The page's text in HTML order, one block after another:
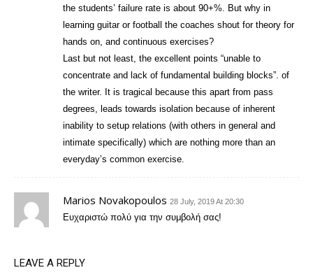
the students’ failure rate is about 90+%. But why in
learning guitar or football the coaches shout for theory for
hands on, and continuous exercises?
Last but not least, the excellent points “unable to
concentrate and lack of fundamental building blocks”. of
the writer. It is tragical because this apart from pass
degrees, leads towards isolation because of inherent
inability to setup relations (with others in general and
intimate specifically) which are nothing more than an
everyday’s common exercise.
Marios Novakopoulos 28 July, 2019 At 20:30
Ευχαριστώ πολύ για την συμβολή σας!
LEAVE A REPLY